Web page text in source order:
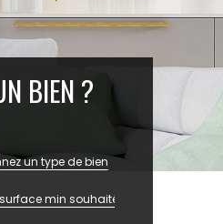
BIEN ?
un type de bien